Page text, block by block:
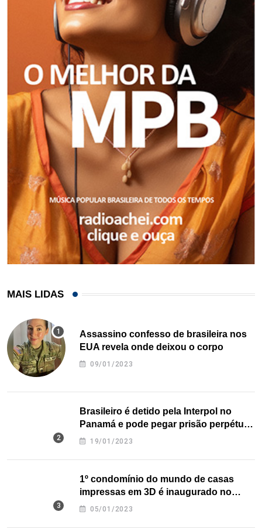
MAIS LIDAS
Assassino confesso de brasileira nos
EUA revela onde deixou o corpo
09/01/2023
Brasileiro é detido pela Interpol no
Panamá e pode pegar prisão perpétua
nos EUA
19/01/2023
1º condomínio do mundo de casas
impressas em 3D é inaugurado no
Texas
05/01/2023